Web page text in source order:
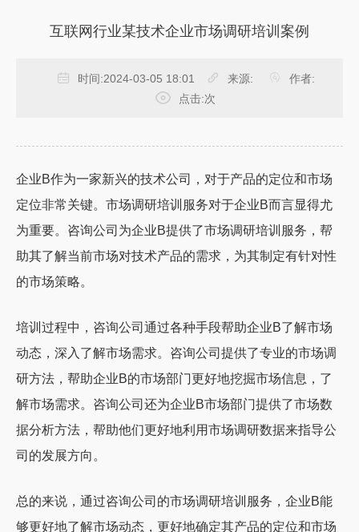
互联网行业某技术企业市场调研培训案例
时间:2024-03-05 18:01 来源:
作者:
点击:次
企业B作为一家新兴的技术公司，对于产品的定位和市场
定位非常关键。市场调研培训服务对于企业B而言显得尤
为重要。咨询公司为企业B提供了市场调研培训服务，帮
助其了解当前市场对技术产品的需求，为其制定有针对性
的市场策略。
培训过程中，咨询公司通过各种手段帮助企业B了解市场
动态，深入了解市场需求。咨询公司提供了专业的市场调
研方法，帮助企业B的市场部门更好地挖掘市场信息，了
解市场需求。咨询公司还为企业B市场部门提供了市场数
据分析方法，帮助他们更好地利用市场调研数据来指导公
司的发展方向。
总的来说，通过咨询公司的市场调研培训服务，企业B能
够更好地了解市场动态，更好地确定其产品的定位和市场